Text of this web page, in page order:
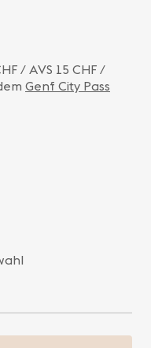
/ AVS 15 CHF /
Genf City Pass